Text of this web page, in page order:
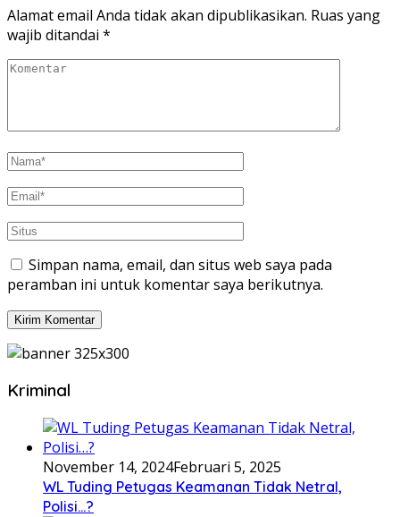
Alamat email Anda tidak akan dipublikasikan. Ruas yang
wajib ditandai *
Simpan nama, email, dan situs web saya pada
peramban ini untuk komentar saya berikutnya.
Kriminal
November 14, 2024Februari 5, 2025
WL Tuding Petugas Keamanan Tidak Netral,
Polisi…?